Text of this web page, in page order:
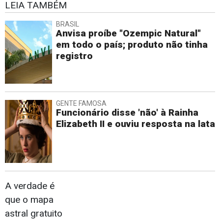
LEIA TAMBÉM
BRASIL
Anvisa proíbe "Ozempic Natural"
em todo o país; produto não tinha
registro
GENTE FAMOSA
Funcionário disse 'não' à Rainha
Elizabeth II e ouviu resposta na lata
A verdade é
que o mapa
astral gratuito